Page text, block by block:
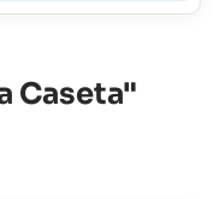
Caseta"